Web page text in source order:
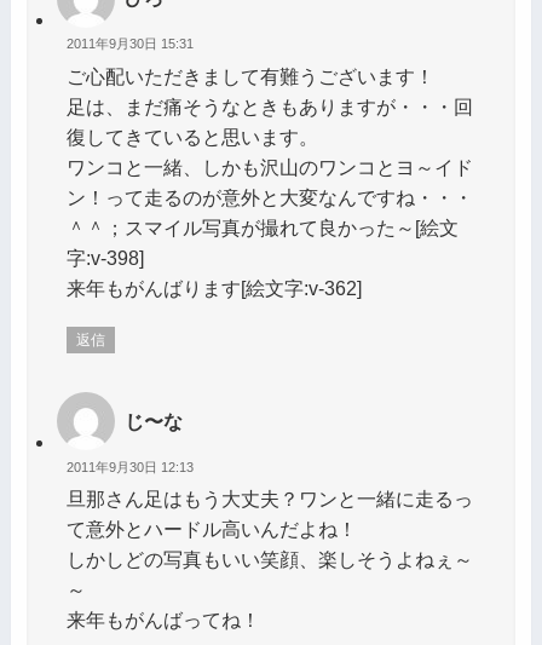
2011年9月30日 15:31
ご心配いただきまして有難うございます！
足は、まだ痛そうなときもありますが・・・回
復してきていると思います。
ワンコと一緒、しかも沢山のワンコとヨ～イド
ン！って走るのが意外と大変なんですね・・・
＾＾；スマイル写真が撮れて良かった～[絵文
字:v-398]
来年もがんばります[絵文字:v-362]
返信
じ〜な
2011年9月30日 12:13
旦那さん足はもう大丈夫？ワンと一緒に走るっ
て意外とハードル高いんだよね！
しかしどの写真もいい笑顔、楽しそうよねぇ～
～
来年もがんばってね！